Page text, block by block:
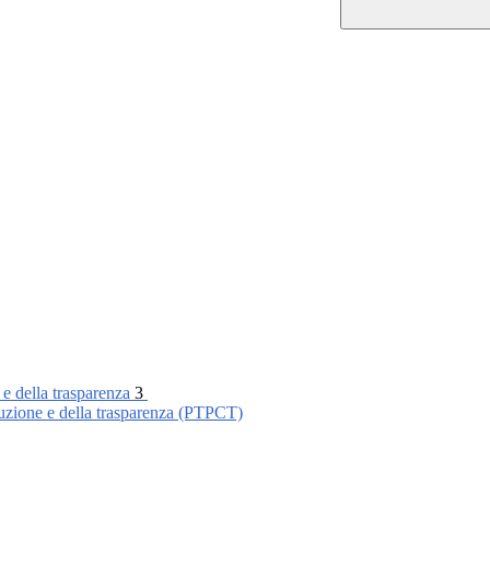
della trasparenza 3
e della trasparenza (PTPCT)